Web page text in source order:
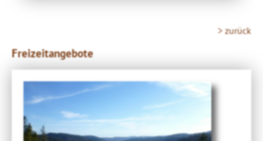
> zurück
Freizeitangebote